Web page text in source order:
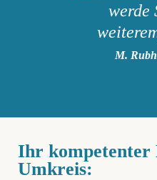
werde
M.
Ihr
Umkreis: